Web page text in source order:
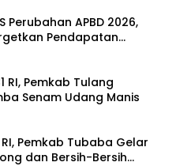
Perubahan APBD 2026,
Pendapatan
RI, Pemkab Tulang
Senam Udang Manis
Pemkab Tubaba Gelar
dan Bersih-Bersih